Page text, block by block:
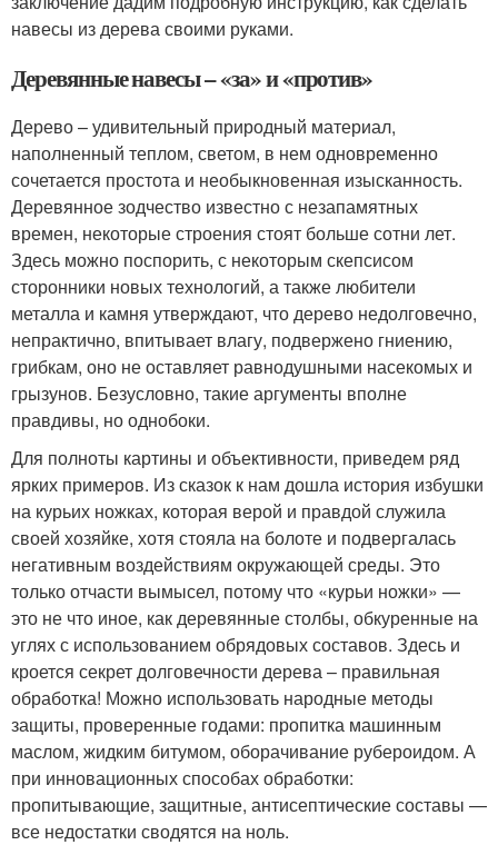
навесы из дерева своими руками.
Деревянные навесы – «за» и «против»
Дерево – удивительный природный материал,
наполненный теплом, светом, в нем одновременно
сочетается простота и необыкновенная изысканность.
Деревянное зодчество известно с незапамятных
времен, некоторые строения стоят больше сотни лет.
Здесь можно поспорить, с некоторым скепсисом
сторонники новых технологий, а также любители
металла и камня утверждают, что дерево недолговечно,
непрактично, впитывает влагу, подвержено гниению,
грибкам, оно не оставляет равнодушными насекомых и
грызунов. Безусловно, такие аргументы вполне
правдивы, но однобоки.
Для полноты картины и объективности, приведем ряд
ярких примеров. Из сказок к нам дошла история избушки
на курьих ножках, которая верой и правдой служила
своей хозяйке, хотя стояла на болоте и подвергалась
негативным воздействиям окружающей среды. Это
только отчасти вымысел, потому что «курьи ножки» —
это не что иное, как деревянные столбы, обкуренные на
углях с использованием обрядовых составов. Здесь и
кроется секрет долговечности дерева – правильная
обработка! Можно использовать народные методы
защиты, проверенные годами: пропитка машинным
маслом, жидким битумом, оборачивание рубероидом. А
при инновационных способах обработки:
пропитывающие, защитные, антисептические составы —
все недостатки сводятся на ноль.